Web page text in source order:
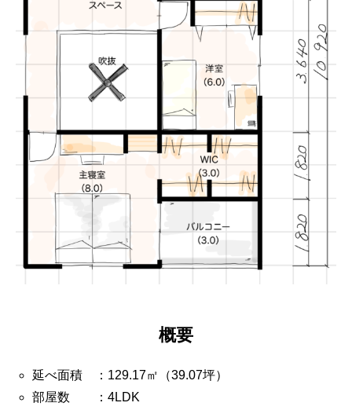
概要
延べ面積 ：129.17㎡（39.07坪）
部屋数 ：4LDK